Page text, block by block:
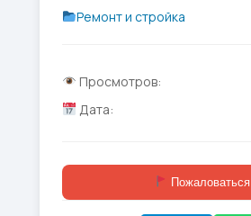
Ремонт и стройка
Просмотров:
Дата:
Пожаловаться